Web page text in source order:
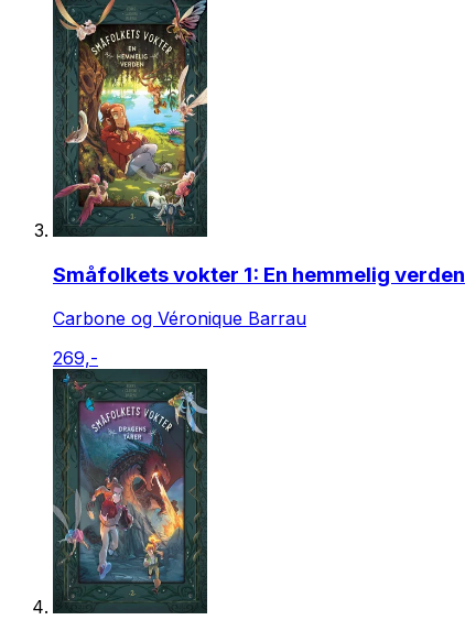
Småfolkets vokter 1: En hemmelig verden
Carbone og Véronique Barrau
269,-